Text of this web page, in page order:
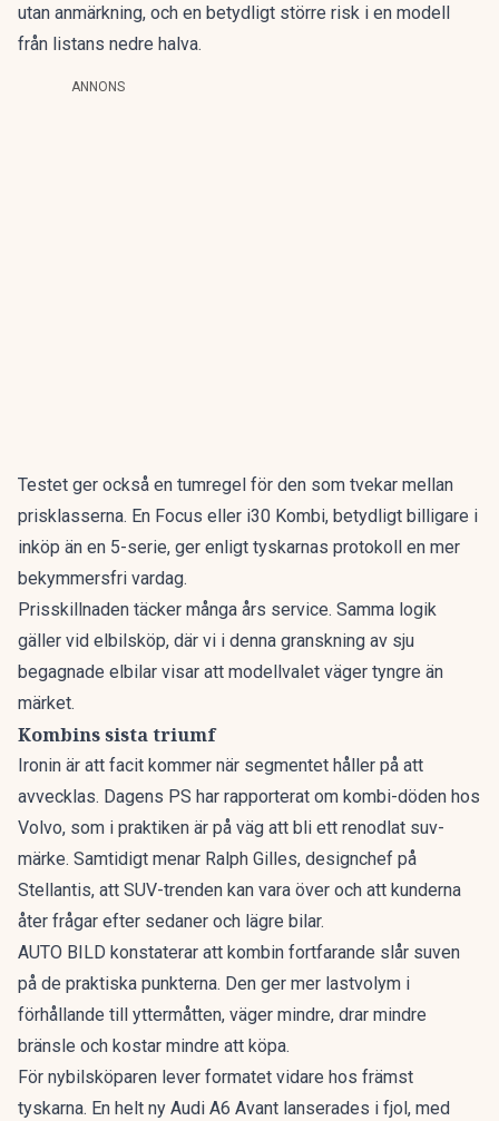
utan anmärkning, och en betydligt större risk i en modell
från listans nedre halva.
ANNONS
Testet ger också en tumregel för den som tvekar mellan
prisklasserna. En Focus eller i30 Kombi, betydligt billigare i
inköp än en 5-serie, ger enligt tyskarnas protokoll en mer
bekymmersfri vardag.
Prisskillnaden täcker många års service. Samma logik
gäller vid elbilsköp, där vi i denna granskning av sju
begagnade elbilar visar att modellvalet väger tyngre än
märket.
Kombins sista triumf
Ironin är att facit kommer när segmentet håller på att
avvecklas. Dagens PS har rapporterat om kombi-döden hos
Volvo, som i praktiken är på väg att bli ett renodlat suv-
märke. Samtidigt menar Ralph Gilles, designchef på
Stellantis, att SUV-trenden kan vara över och att kunderna
åter frågar efter sedaner och lägre bilar.
AUTO BILD konstaterar att kombin fortfarande slår suven
på de praktiska punkterna. Den ger mer lastvolym i
förhållande till yttermåtten, väger mindre, drar mindre
bränsle och kostar mindre att köpa.
För nybilsköparen lever formatet vidare hos främst
tyskarna. En helt ny Audi A6 Avant lanserades i fjol, med